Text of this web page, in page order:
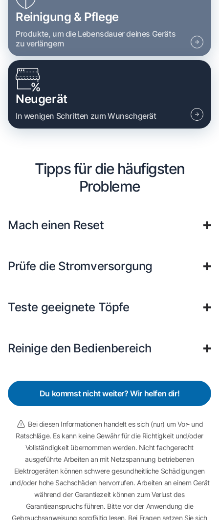
Reinigung & Pflege
Produkte, um die Lebensdauer deines Geräts
zu verlängern
Neugerät
In wenigen Schritten zum Wunschgerät
Tipps für die häufigsten
Probleme
Mach einen Reset
Prüfe die Stromversorgung
Teste geeignete Töpfe
Reinige den Bedienbereich
Du kommst nicht weiter? Wir helfen dir!
Bei diesen Informationen handelt es sich (nur) um Vor- und
Ratschläge. Es kann keine Gewähr für die Richtigkeit und/oder
Vollständigkeit übernommen werden. Nicht fachgerecht
ausgeführte Arbeiten an mit Netzspannung betriebenen
Elektrogeräten können schwere gesundheitliche Schädigungen
und/oder hohe Sachschäden hervorrufen. Arbeiten an einem Gerät
während der Garantiezeit können zum Verlust des
Garantieanspruchs führen. Bitte vor der Anwendung die
Gebrauchsanweisung sorgfältig lesen. Bei Fragen setzen Sie sich